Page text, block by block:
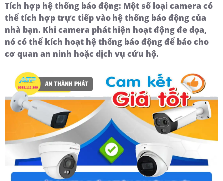
Tích hợp hệ thống báo động: Một số loại camera có
thể tích hợp trực tiếp vào hệ thống báo động của
nhà bạn. Khi camera phát hiện hoạt động đe dọa,
nó có thể kích hoạt hệ thống báo động để báo cho
cơ quan an ninh hoặc dịch vụ cứu hộ.